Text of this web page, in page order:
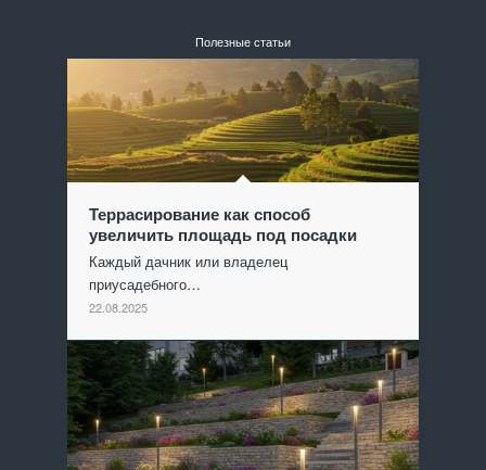
Полезные статьи
Террасирование как способ
увеличить площадь под посадки
Каждый дачник или владелец
приусадебного…
22.08.2025